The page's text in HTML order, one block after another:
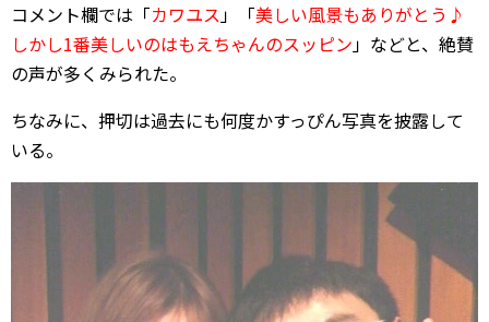
コメント欄では「カワユス」「美しい風景もありがとう♪
しかし1番美しいのはもえちゃんのスッピン」などと、絶賛
の声が多くみられた。
ちなみに、押切は過去にも何度かすっぴん写真を披露して
いる。